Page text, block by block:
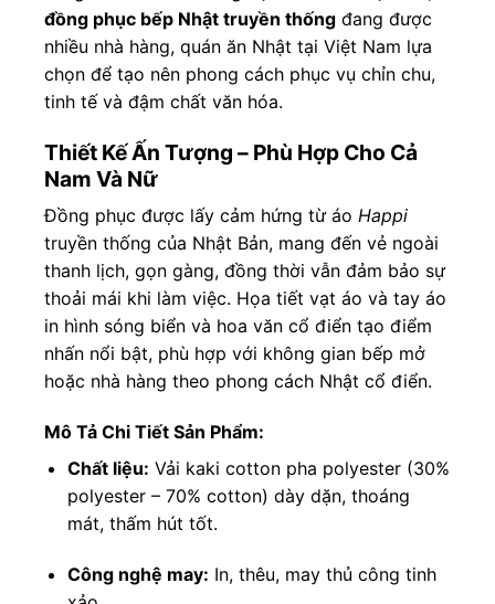
đồng phục bếp Nhật truyền thống đang được
nhiều nhà hàng, quán ăn Nhật tại Việt Nam lựa
chọn để tạo nên phong cách phục vụ chỉn chu,
tinh tế và đậm chất văn hóa.
Thiết Kế Ấn Tượng – Phù Hợp Cho Cả
Nam Và Nữ
Đồng phục được lấy cảm hứng từ áo Happi
truyền thống của Nhật Bản, mang đến vẻ ngoài
thanh lịch, gọn gàng, đồng thời vẫn đảm bảo sự
thoải mái khi làm việc. Họa tiết vạt áo và tay áo
in hình sóng biển và hoa văn cổ điển tạo điểm
nhấn nổi bật, phù hợp với không gian bếp mở
hoặc nhà hàng theo phong cách Nhật cổ điển.
Mô Tả Chi Tiết Sản Phẩm:
Chất liệu: Vải kaki cotton pha polyester (30%
polyester – 70% cotton) dày dặn, thoáng
mát, thấm hút tốt.
Công nghệ may: In, thêu, may thủ công tinh